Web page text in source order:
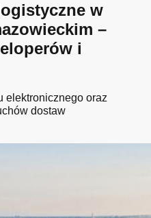
w
–
i
elektronicznego oraz
dostaw